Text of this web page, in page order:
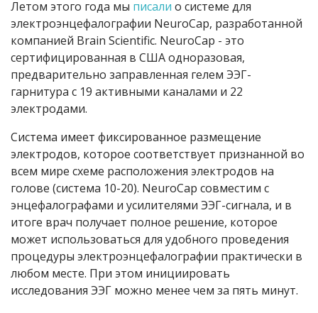
Летом этого года мы писали о системе для
электроэнцефалографии NeuroCap, разработанной
компанией Brain Scientific. NeuroCap - это
сертифицированная в США одноразовая,
предварительно заправленная гелем ЭЭГ-
гарнитура с 19 активными каналами и 22
электродами.
Система имеет фиксированное размещение
электродов, которое соответствует признанной во
всем мире схеме расположения электродов на
голове (система 10-20). NeuroCap совместим с
энцефалографами и усилителями ЭЭГ-сигнала, и в
итоге врач получает полное решение, которое
может использоваться для удобного проведения
процедуры электроэнцефалографии практически в
любом месте. При этом инициировать
исследования ЭЭГ можно менее чем за пять минут.